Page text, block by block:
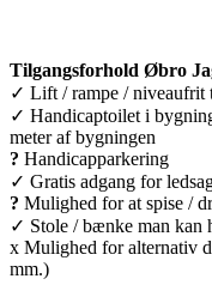
Tilgangsforhold Øbro
✓ Lift / rampe / niveaufrit
✓ Handicaptoilet i
meter af bygningen
? Handicapparkering
✓ Gratis adgang for
? Mulighed for at spise /
✓ Stole / bænke man kan
x Mulighed for alternativ
mm.)